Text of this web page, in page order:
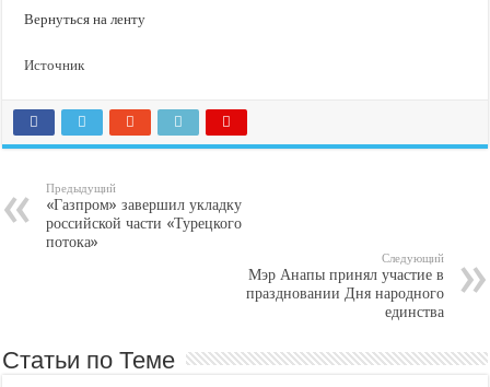
Вернуться на ленту
Источник
Предыдущий
«Газпром» завершил укладку
российской части «Турецкого
потока»
Следующий
Мэр Анапы принял участие в
праздновании Дня народного
единства
Статьи по Теме